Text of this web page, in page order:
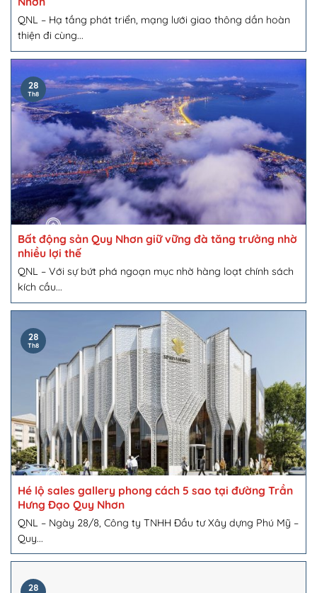
QNL – Hạ tầng phát triển, mạng lưới giao thông dần hoàn
thiện đi cùng...
Bất động sản Quy Nhơn giữ vững đà tăng trưởng nhờ
nhiều lợi thế
QNL – Với sự bứt phá ngoạn mục nhờ hàng loạt chính sách
kích cầu...
28
Th8
Hé lộ sales gallery phong cách 5 sao tại đường Trần
Hưng Đạo Quy Nhơn
QNL – Ngày 28/8, Công ty TNHH Đầu tư Xây dựng Phú Mỹ –
Quy...
28
Th8
28